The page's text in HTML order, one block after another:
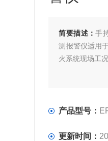
简要描述：手
测报警仪适用
火系统现场工
产品型号：
更新时间：